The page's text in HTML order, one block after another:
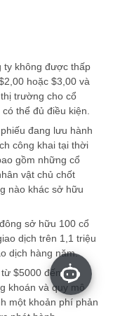
ty không được thấp
hoặc $3,00 và
trường cho cổ
thể đủ điều kiện.
đang lưu hành
công khai tại thời
gồm những cổ
vật chủ chốt
nào khác sở hữu
sở hữu 100 cổ
dịch trên 1,1 triệu
dịch hàng năm.
$5000 đến
khoán và quy mô
một khoản phí phản